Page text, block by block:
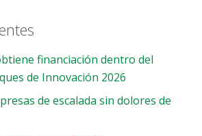
financiación dentro del
de Innovación 2026
de escalada sin dolores de